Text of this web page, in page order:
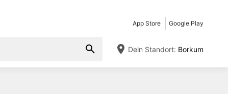
App Store Google Play
Dein Standort: Borkum